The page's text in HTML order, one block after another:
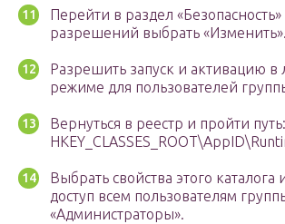
Перейти в раздел
разрешений выбрать «Изменить».
Разрешить запуск и активацию в
режиме для пользователей
Вернуться в реестр и пройти путь:
Выбрать свойства этого каталога
доступ всем пользователям
«Администраторы».